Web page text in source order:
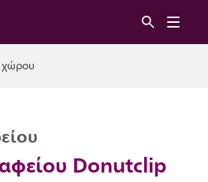
Donutclip